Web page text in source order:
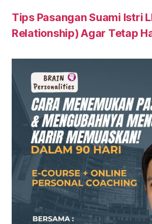
Tips Pasangan Suami Istri
Relationship) Agar Tetap